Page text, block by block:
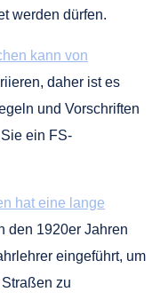
werden dürfen.
kann von
daher ist es
und Vorschriften
ein FS-
hat eine lange
den 1920er Jahren
eingeführt, um
zu